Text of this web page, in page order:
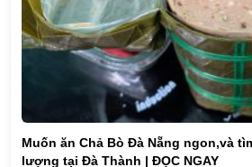
Muốn ăn Chả Bò Đà Nẵng ngon,và
lượng tại Đà Thành | ĐỌC NGAY